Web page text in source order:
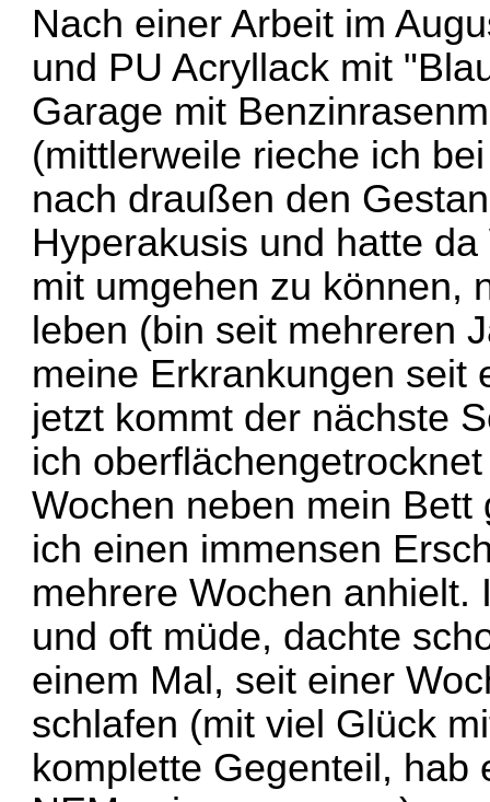
Nach einer Arbeit im
und PU Acryllack mit
Garage mit
(mittlerweile rieche ich
nach draußen den
Hyperakusis und hatte
mit umgehen zu können,
leben (bin seit mehreren
meine Erkrankungen seit
jetzt kommt der nächste
ich
Wochen neben mein Bett
ich einen immensen
mehrere Wochen
und oft müde, dachte
einem Mal, seit einer
schlafen (mit viel Glück
komplette Gegenteil, hab